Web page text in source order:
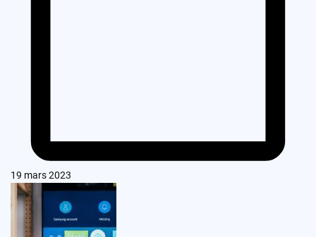
19 mars 2023